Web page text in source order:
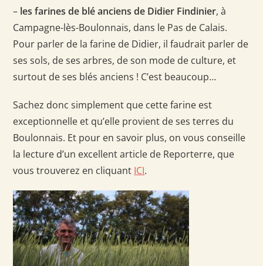
– les farines de blé anciens de Didier Findinier, à
Campagne-lès-Boulonnais, dans le Pas de Calais.
Pour parler de la farine de Didier, il faudrait parler de
ses sols, de ses arbres, de son mode de culture, et
surtout de ses blés anciens ! C’est beaucoup…
Sachez donc simplement que cette farine est
exceptionnelle et qu’elle provient de ses terres du
Boulonnais. Et pour en savoir plus, on vous conseille
la lecture d’un excellent article de Reporterre, que
vous trouverez en cliquant ICI.